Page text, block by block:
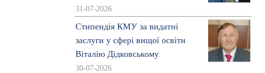
31-07-2026
Стипендія КМУ за видатні
заслуги у сфері вищої освіти
Віталію Дідковському
30-07-2026